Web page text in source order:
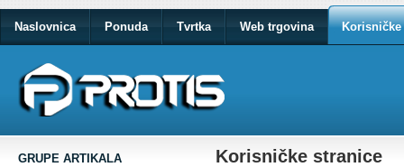
Naslovnica Ponuda Tvrtka Web trgovina Korisničke
GRUPE ARTIKALA Korisničke stranice